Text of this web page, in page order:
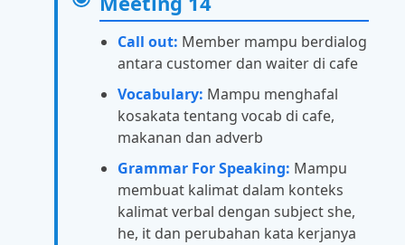
Call out: Member mampu berdialog
antara customer dan waiter di cafe
Vocabulary: Mampu menghafal
kosakata tentang vocab di cafe,
makanan dan adverb
Grammar For Speaking: Mampu
membuat kalimat dalam konteks
kalimat verbal dengan subject she,
he, it dan perubahan kata kerjanya